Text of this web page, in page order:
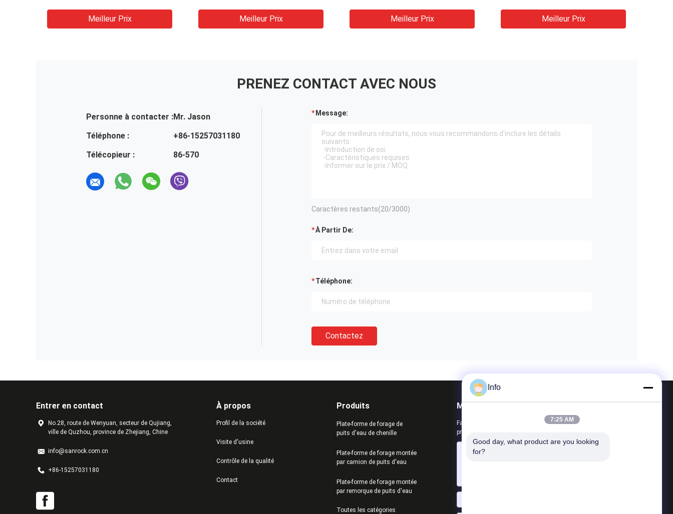
Meilleur Prix
forage de l'eauMeilleur Prix
hydrauliqueMeilleur Prix Meilleur Prix
PRENEZ CONTACT AVEC NOUS
Personne à contacter :Mr. Jason
Téléphone :
+86-15257031180
Télécopieur :
86-570
Message:
Caractères restants(20/3000)
À Partir De:
Téléphone:
Contactez
Entrer en contact
No.28, route de Wenyuan, secteur de Qujiang,
ville de Quzhou, province de Zhejiang, Chine
info@sanrock.com.cn
+86-15257031180
À propos
Profil de la société
Visite d'usine
Contrôle de la qualité
Contact
Produits
Plate-forme de forage de
puits d'eau de chenille
Plate-forme de forage montée
par camion de puits d'eau
Plate-forme de forage montée
par remorque de puits d'eau
Toutes les catégories
Mail nous
Faites-nous part de vos besoins. Nous connecterons les meilleurs
produits avec vous.
Info
7:25 AM
Good day, what product are you looking
for?